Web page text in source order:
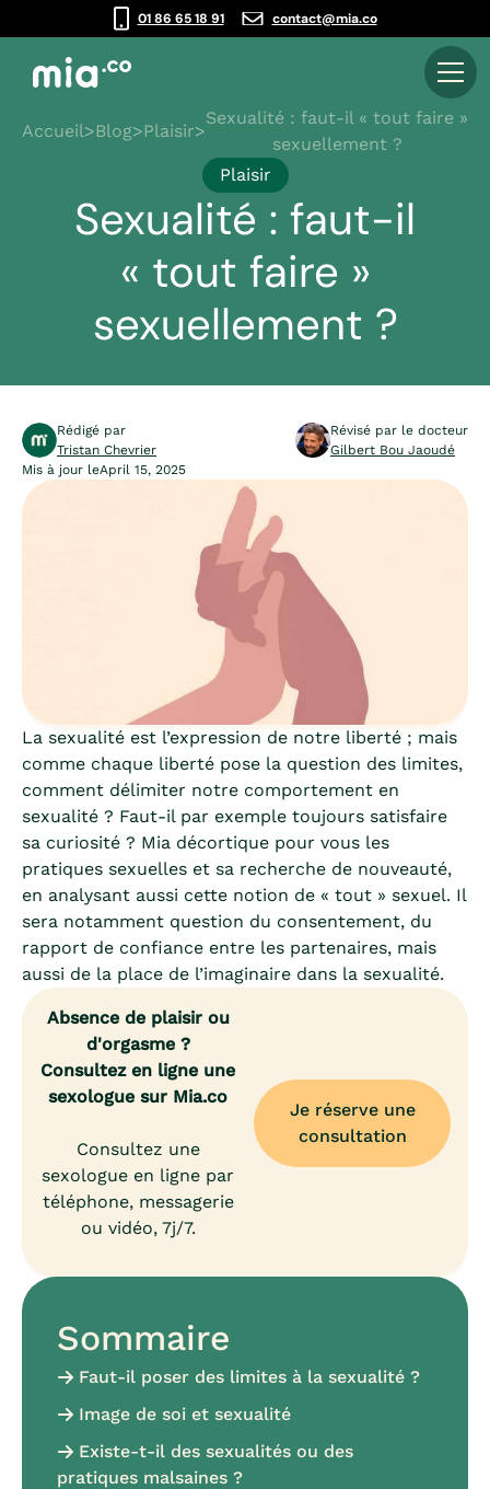
01 86 65 18 91 contact@mia.co
Accueil>Blog>Plaisir>
Sexualité : faut-il « tout faire »
sexuellement ?
Plaisir
Sexualité : faut-il
« tout faire »
sexuellement ?
Rédigé par
Tristan Chevrier
Révisé par le docteur
Gilbert Bou Jaoudé
Mis à jour leApril 15, 2025
La sexualité est l’expression de notre liberté ; mais
comme chaque liberté pose la question des limites,
comment délimiter notre comportement en
sexualité ? Faut-il par exemple toujours satisfaire
sa curiosité ? Mia décortique pour vous les
pratiques sexuelles et sa recherche de nouveauté,
en analysant aussi cette notion de « tout » sexuel. Il
sera notamment question du consentement, du
rapport de confiance entre les partenaires, mais
aussi de la place de l’imaginaire dans la sexualité.
Absence de plaisir ou
d'orgasme ?
Consultez en ligne une
sexologue sur Mia.co
Consultez une
sexologue en ligne par
téléphone, messagerie
ou vidéo, 7j/7.
Je réserve une
consultation
Sommaire
Faut-il poser des limites à la sexualité ?
Image de soi et sexualité
Existe-t-il des sexualités ou des
pratiques malsaines ?